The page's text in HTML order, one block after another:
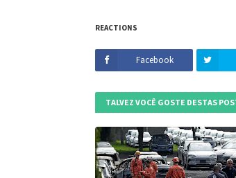
REACTIONS
Facebook
TALVEZ VOCÊ GOSTE DESTAS